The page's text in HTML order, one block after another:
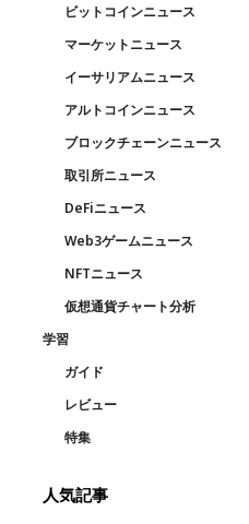
ビットコインニュース
マーケットニュース
イーサリアムニュース
アルトコインニュース
ブロックチェーンニュース
取引所ニュース
DeFiニュース
Web3ゲームニュース
NFTニュース
仮想通貨チャート分析
学習
ガイド
レビュー
特集
人気記事